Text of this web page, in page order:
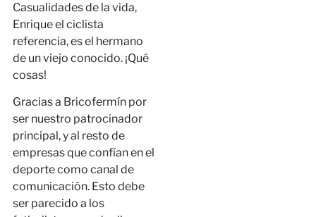
Casualidades de la vida,
Enrique el ciclista
referencia, es el hermano
de un viejo conocido. ¡Qué
cosas!
Gracias a Bricofermín por
ser nuestro patrocinador
principal, y al resto de
empresas que confían en el
deporte como canal de
comunicación. Esto debe
ser parecido a los